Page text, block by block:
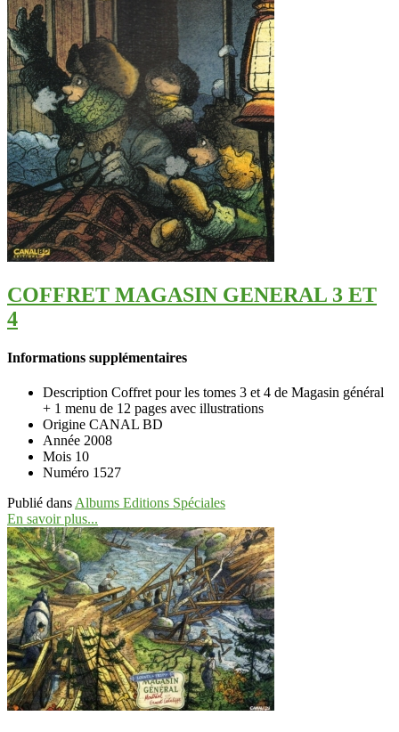
COFFRET MAGASIN GENERAL 3 ET
4
Informations supplémentaires
Description Coffret pour les tomes 3 et 4 de Magasin général
+ 1 menu de 12 pages avec illustrations
Origine CANAL BD
Année 2008
Mois 10
Numéro 1527
Publié dans Albums Editions Spéciales
En savoir plus...